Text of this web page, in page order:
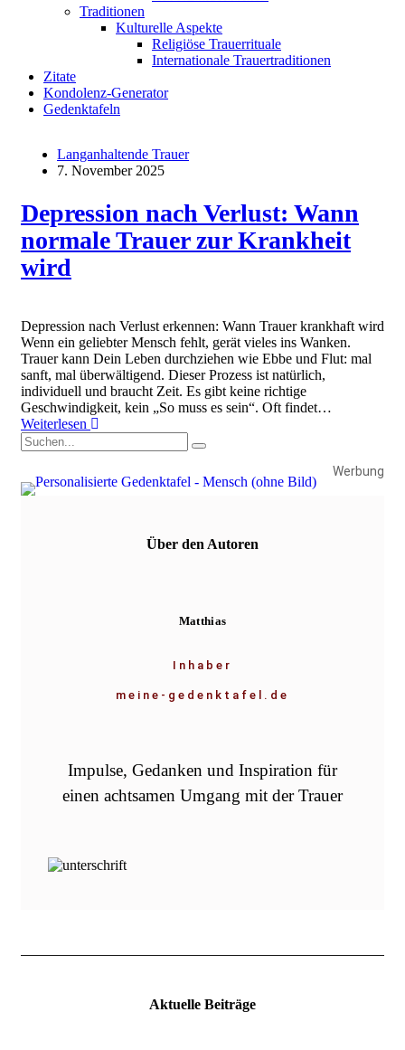
Traditionen
Kulturelle Aspekte
Religiöse Trauerrituale
Internationale Trauertraditionen
Zitate
Kondolenz-Generator
Gedenktafeln
Langanhaltende Trauer
7. November 2025
Depression nach Verlust: Wann
normale Trauer zur Krankheit
wird
Depression nach Verlust erkennen: Wann Trauer krankhaft wird
Wenn ein geliebter Mensch fehlt, gerät vieles ins Wanken.
Trauer kann Dein Leben durchziehen wie Ebbe und Flut: mal
sanft, mal überwältigend. Dieser Prozess ist natürlich,
individuell und braucht Zeit. Es gibt keine richtige
Geschwindigkeit, kein „So muss es sein“. Oft findet…
Weiterlesen
Werbung
Über den Autoren
Matthias
Inhaber
meine-gedenktafel.de
Impulse, Gedanken und Inspiration für
einen achtsamen Umgang mit der Trauer
Aktuelle Beiträge